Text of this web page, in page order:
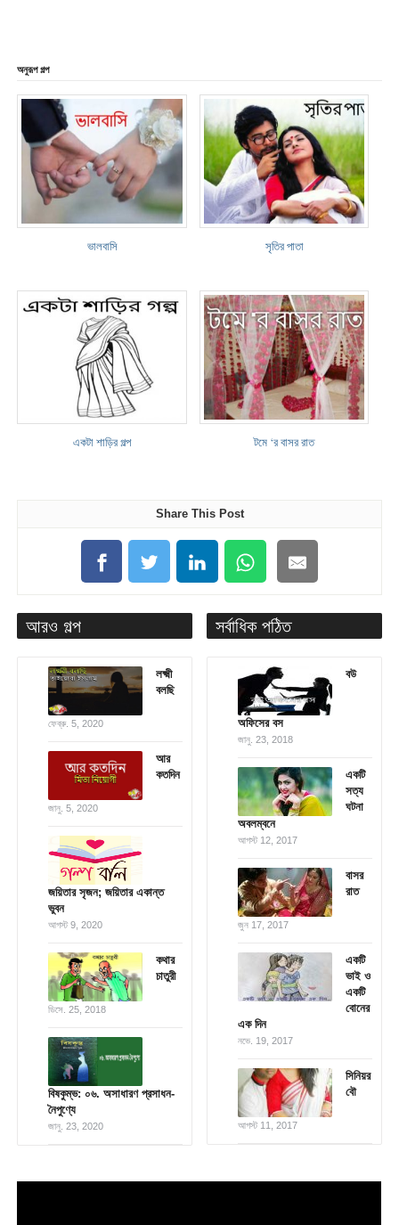
অনুরূপ গল্প
ভালবাসি সৃতির পাতা
একটা শাড়ির গল্প টমে ‘র বাসর রাত
Share This Post
আরও গল্প
লক্ষ্মী
বলছি
ফেব্রু. 5, 2020
আর
কতদিন
জানু. 5, 2020
জয়িতার সৃজন; জয়িতার একান্ত
ভুবন
আগস্ট 9, 2020
কথার
চাতুরী
ডিসে. 25, 2018
বিষকুম্ভ: ০৬. অসাধারণ প্রসাধন-
নৈপুণ্যে
জানু. 23, 2020
সর্বাধিক পঠিত
বউ
অফিসের বস
জানু. 23, 2018
একটি
সত্য
ঘটনা
অবলম্বনে
আগস্ট 12, 2017
বাসর
রাত
জুন 17, 2017
একটি
ভাই ও
একটি
বোনের
এক দিন
নভে. 19, 2017
সিনিয়র
বৌ
আগস্ট 11, 2017